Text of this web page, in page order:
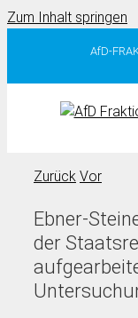
Zum Inhalt springen
AfD-
Zurück Vor
Ebner-
der